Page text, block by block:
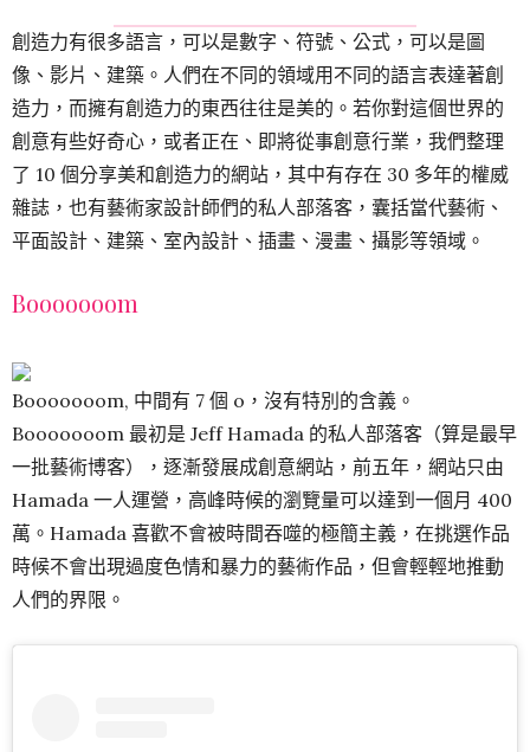
創造力有很多語言，可以是數字、符號、公式，可以是圖
像、影片、建築。人們在不同的領域用不同的語言表達著創
造力，而擁有創造力的東西往往是美的。若你對這個世界的
創意有些好奇心，或者正在、即將從事創意行業，我們整理
了 10 個分享美和創造力的網站，其中有存在 30 多年的權威
雜誌，也有藝術家設計師們的私人部落客，囊括當代藝術、
平面設計、建築、室內設計、插畫、漫畫、攝影等領域。
Booooooom
Booooooom, 中間有 7 個 o，沒有特別的含義。
Booooooom 最初是 Jeff Hamada 的私人部落客（算是最早
一批藝術博客），逐漸發展成創意網站，前五年，網站只由
Hamada 一人運營，高峰時候的瀏覽量可以達到一個月 400
萬。Hamada 喜歡不會被時間吞噬的極簡主義，在挑選作品
時候不會出現過度色情和暴力的藝術作品，但會輕輕地推動
人們的界限。